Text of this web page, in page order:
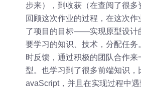
步来），到收获（在查阅了很多
回顾这次作业的过程，在这次
了项目的目标——实现原型设计
要学习的知识、技术，分配任务
时反馈，通过积极的团队合作来
型。也学习到了很多前端知识
avaScript，并且在实现过程中